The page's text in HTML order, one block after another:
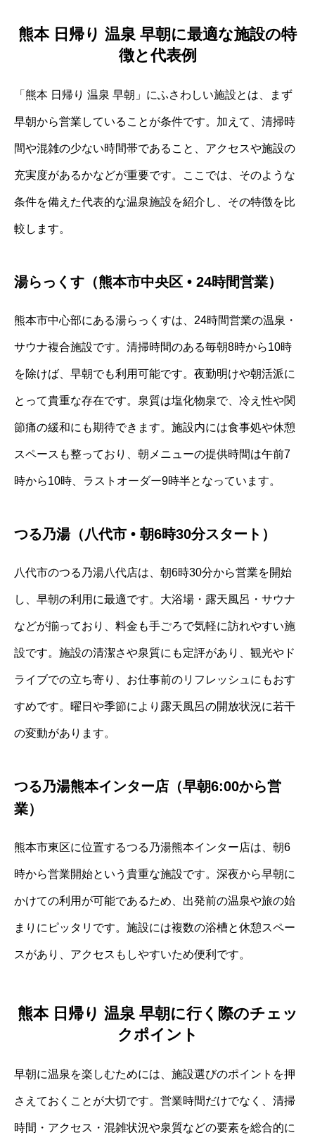
熊本 日帰り 温泉 早朝に最適な施設の特
徴と代表例
「熊本 日帰り 温泉 早朝」にふさわしい施設とは、まず
早朝から営業していることが条件です。加えて、清掃時
間や混雑の少ない時間帯であること、アクセスや施設の
充実度があるかなどが重要です。ここでは、そのような
条件を備えた代表的な温泉施設を紹介し、その特徴を比
較します。
湯らっくす（熊本市中央区 • 24時間営業）
熊本市中心部にある湯らっくすは、24時間営業の温泉・
サウナ複合施設です。清掃時間のある毎朝8時から10時
を除けば、早朝でも利用可能です。夜勤明けや朝活派に
とって貴重な存在です。泉質は塩化物泉で、冷え性や関
節痛の緩和にも期待できます。施設内には食事処や休憩
スペースも整っており、朝メニューの提供時間は午前7
時から10時、ラストオーダー9時半となっています。
つる乃湯（八代市 • 朝6時30分スタート）
八代市のつる乃湯八代店は、朝6時30分から営業を開始
し、早朝の利用に最適です。大浴場・露天風呂・サウナ
などが揃っており、料金も手ごろで気軽に訪れやすい施
設です。施設の清潔さや泉質にも定評があり、観光やド
ライブでの立ち寄り、お仕事前のリフレッシュにもおす
すめです。曜日や季節により露天風呂の開放状況に若干
の変動があります。
つる乃湯熊本インター店（早朝6:00から営
業）
熊本市東区に位置するつる乃湯熊本インター店は、朝6
時から営業開始という貴重な施設です。深夜から早朝に
かけての利用が可能であるため、出発前の温泉や旅の始
まりにピッタリです。施設には複数の浴槽と休憩スペー
スがあり、アクセスもしやすいため便利です。
熊本 日帰り 温泉 早朝に行く際のチェッ
クポイント
早朝に温泉を楽しむためには、施設選びのポイントを押
さえておくことが大切です。営業時間だけでなく、清掃
時間・アクセス・混雑状況や泉質などの要素を総合的に